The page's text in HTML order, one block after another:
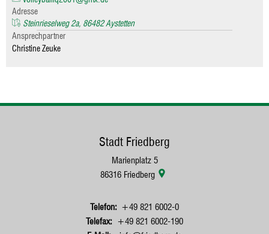
Adresse
Steinrieselweg 2a, 86482 Aystetten
Ansprechpartner
Christine Zeuke
Stadt Friedberg
Marienplatz 5
86316 Friedberg
+49 821 6002-0
+49 821 6002-190